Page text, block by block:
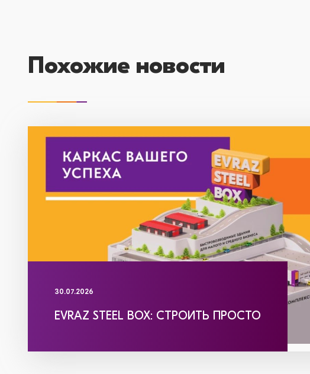
Похожие новости
30.07.2026
EVRAZ STEEL BOX: СТРОИТЬ ПРОСТО